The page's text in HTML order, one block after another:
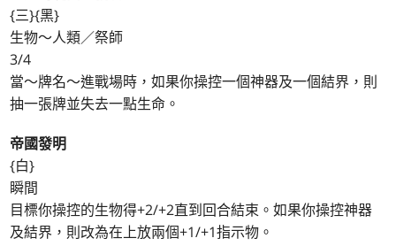
{三}{黑}
生物～人類／祭師
3/4
當～牌名～進戰場時，如果你操控一個神器及一個結界，則
抽一張牌並失去一點生命。
帝國發明
{白}
瞬間
目標你操控的生物得+2/+2直到回合結束。如果你操控神器
及結界，則改為在上放兩個+1/+1指示物。